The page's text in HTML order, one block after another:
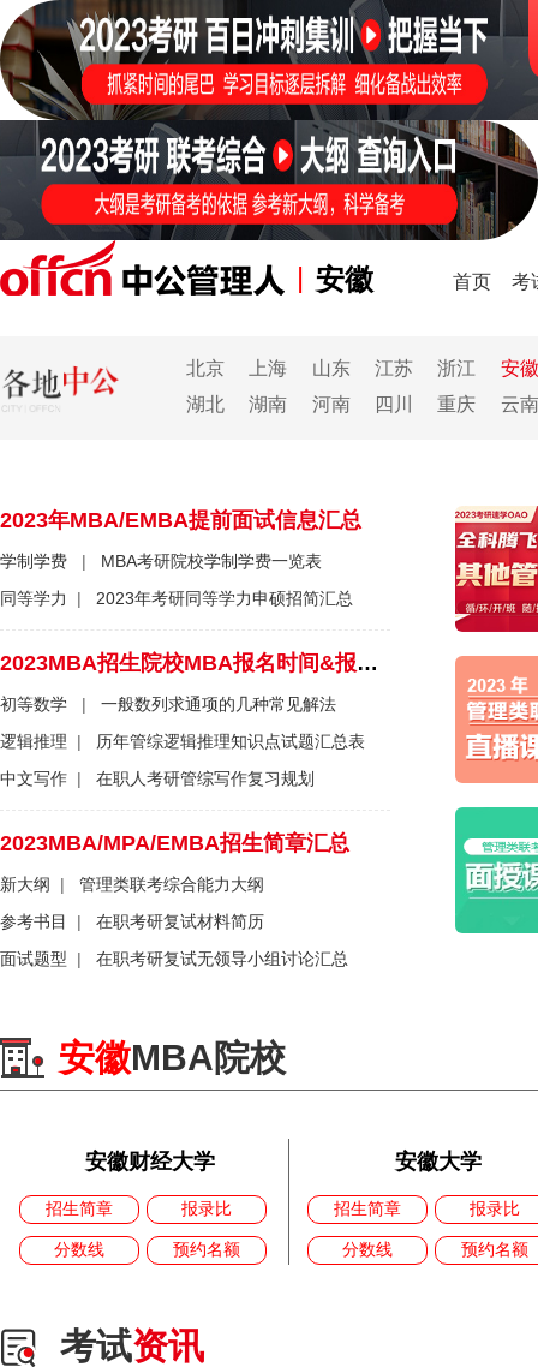
| 安徽 首页 考
北京 上海 山东 江苏 浙江
安徽
湖北
湖南 河南 四川 重庆 云南
2023年MBA/EMBA提前面试信息汇总
学制学费 |
MBA考研院校学制学费一览表
同等学力
| 2023年考研同等学力申硕招简汇总
2023MBA招生院校MBA报名时间&报名流程一览表
初等数学 |
一般数列求通项的几种常见解法
逻辑推理
|
历年管综逻辑推理知识点试题汇总表
中文写作 | 在职人考研管综写作复习规划
2023MBA/MPA/EMBA招生简章汇总
新大纲 |
管理类联考综合能力大纲
参考书目
|
在职考研复试材料简历
面试题型
| 在职考研复试无领导小组讨论汇总
安徽MBA院校
安徽财经大学
招生简章 报录比
分数线 预约名额
安徽大学
招生简章 报录比
分数线 预约名额
考试资讯